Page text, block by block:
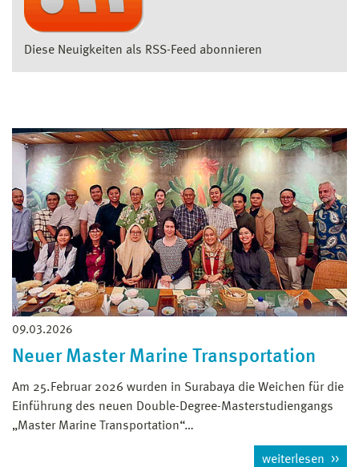
Diese Neuigkeiten als RSS-Feed abonnieren
09.03.2026
Neuer Master Marine Transportation
Am 25.Februar 2026 wurden in Surabaya die Weichen für die
Einführung des neuen Double-Degree-Masterstudiengangs
„Master Marine Transportation“…
weiterlesen